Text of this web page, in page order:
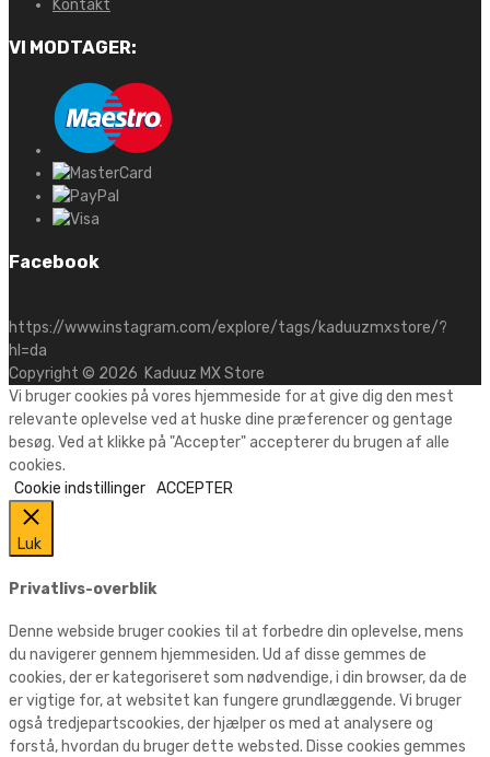
Kontakt
VI MODTAGER:
Facebook
https://www.instagram.com/explore/tags/kaduuzmxstore/?
hl=da
Copyright © 2026 Kaduuz MX Store
Vi bruger cookies på vores hjemmeside for at give dig den mest
relevante oplevelse ved at huske dine præferencer og gentage
besøg. Ved at klikke på "Accepter" accepterer du brugen af alle
cookies.
Cookie indstillinger ACCEPTER
Luk
Privatlivs-overblik
Denne webside bruger cookies til at forbedre din oplevelse, mens
du navigerer gennem hjemmesiden. Ud af disse gemmes de
cookies, der er kategoriseret som nødvendige, i din browser, da de
er vigtige for, at websitet kan fungere grundlæggende. Vi bruger
også tredjepartscookies, der hjælper os med at analysere og
forstå, hvordan du bruger dette websted. Disse cookies gemmes